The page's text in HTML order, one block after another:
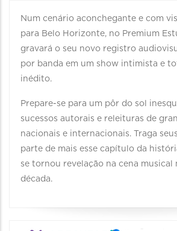
Num cenário aconchegante e com
para Belo Horizonte, no Premium
gravará o seu novo registro
por banda em um show intimista e
inédito.
Prepare-se para um pôr do sol
sucessos autorais e releituras de
nacionais e internacionais. Traga
parte de mais esse capítulo da
se tornou revelação na cena musical
década.